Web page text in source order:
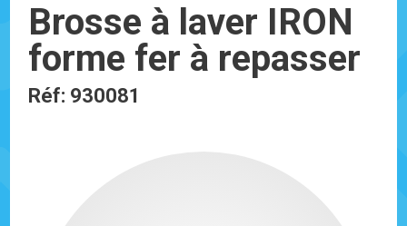
BLOG
Brosse à laver IRON
forme fer à repasser
Réf: 930081